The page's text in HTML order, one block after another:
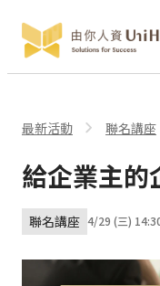
最新活動 聯名講座
給企業主的
聯名講座 4/29 (三)